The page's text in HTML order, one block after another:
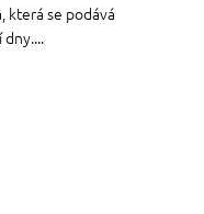
která se podává